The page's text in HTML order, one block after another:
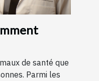
de santé que
Parmi les